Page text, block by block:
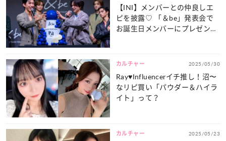
【INI】メンバーとの仲良しエ
ピを披露♡ 「＆be」発表会で
お誕生日メンバーにプレゼント
カルチャー 2025/05/30
Ray♥Influencerイチ推し！沼〜
なリピ買い「パウダー＆ハイラ
イト」って？
カルチャー 2025/05/23